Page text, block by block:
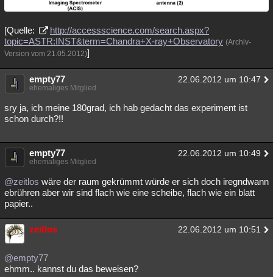
[Quelle:
http://accessscience.com/search.aspx?
topic=ASTR:INST&term=Chandra+X-ray+Observatory (Archiv-
Version vom 21.05.2012)]
empty77 22.06.2012 um 10:47
ehemaliges Mitglied
sry ja, ich meine 180grad, ich hab gedacht das experiment ist
schon durch?!!
empty77 22.06.2012 um 10:49
ehemaliges Mitglied
@zeitlos wäre der raum gekrümmt würde er sich doch iregndwann
ebrühren aber wir sind flach wie eine scheibe, flach wie ein blatt
papier..
zeitlos 22.06.2012 um 10:51
@empty77
ehmm.. kannst du das beweisen?